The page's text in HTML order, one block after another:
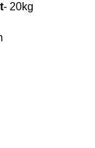
- 20kg